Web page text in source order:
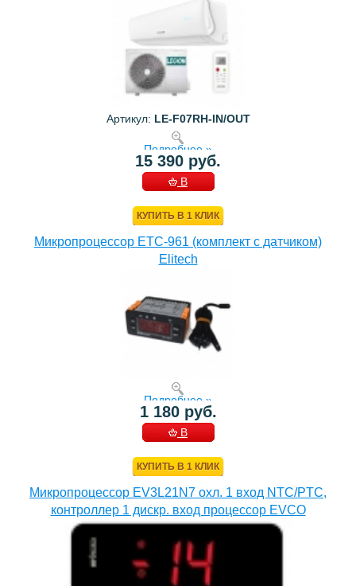
Артикул: LE-F07RH-IN/OUT
Подробнее »
15 390 руб.
В
КУПИТЬ В 1 КЛИК
Микропроцессор ETC-961 (комплект c датчиком)
Elitech
Подробнее »
1 180 руб.
В
КУПИТЬ В 1 КЛИК
Микропроцессор EV3L21N7 охл. 1 вход NTC/PTC,
контроллер 1 дискр. вход процессор EVCO